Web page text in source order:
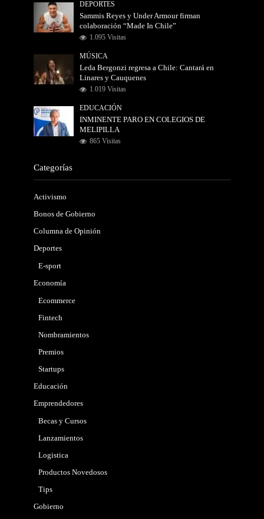
DEPORTES
Sammis Reyes y Under Armour firman
colaboración “Made In Chile”
1.095 Visitas
MÚSICA
Leda Bergonzi regresa a Chile: Cantará en
Linares y Cauquenes
1.019 Visitas
EDUCACIÓN
INMINENTE PARO EN COLEGIOS DE
MELIPILLA
865 Visitas
Categorías
Activismo
Bonos de Gobierno
Columna de Opinión
Deportes
E-sport
Economía
Ecommerce
Fintech
Nombramientos
Premios
Startups
Educación
Emprendedores
Becas y Cursos
Lanzamientos
Logistica
Productos Novedosos
Tips
Gobierno